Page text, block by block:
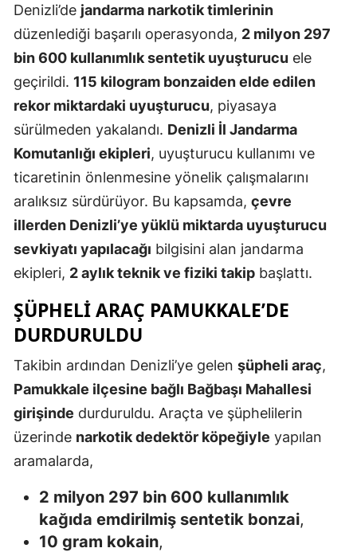
Erzurum
Eskişehir
Gümüşhane
Isparta
İzmir
Kastamonu
Kırşehir
Denizli’de jandarma narkotik timlerinin
düzenlediği başarılı operasyonda, 2 milyon 297
bin 600 kullanımlık sentetik uyuşturucu ele
geçirildi. 115 kilogram bonzaiden elde edilen
rekor miktardaki uyuşturucu, piyasaya
sürülmeden yakalandı. Denizli İl Jandarma
Komutanlığı ekipleri, uyuşturucu kullanımı ve
ticaretinin önlenmesine yönelik çalışmalarını
aralıksız sürdürüyor. Bu kapsamda, çevre
illerden Denizli’ye yüklü miktarda uyuşturucu
sevkiyatı yapılacağı bilgisini alan jandarma
ekipleri, 2 aylık teknik ve fiziki takip başlattı.
ŞÜPHELI ARAÇ PAMUKKALE’DE
DURDURULDU
Takibin ardından Denizli’ye gelen şüpheli araç,
Pamukkale ilçesine bağlı Bağbaşı Mahallesi
girişinde durduruldu. Araçta ve şüphelilerin
üzerinde narkotik dedektör köpeğiyle yapılan
aramalarda,
2 milyon 297 bin 600 kullanımlık
kağıda emdirilmiş sentetik bonzai,
10 gram kokain,